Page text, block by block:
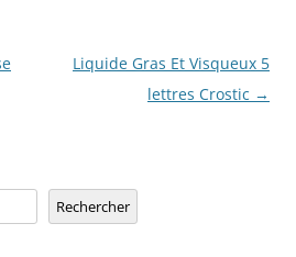
Liquide Gras Et Visqueux 5
lettres Crostic →
Rechercher